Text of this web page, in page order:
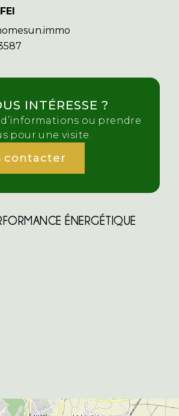
INTÉRESSE ?
ou prendre
pour une visite.
contacter
ÉNERGÉTIQUE